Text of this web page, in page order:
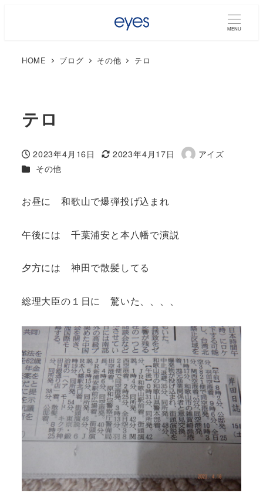
MENU
HOME ブログ その他 テロ
テロ
投稿日
2023年4月16日
更新日
2023年4月17日
著
アイズ
カテゴリー
その他
お昼に 和歌山で爆弾投げ込まれ
午後には 千葉浦安と本八幡で演説
夕方には 神田で散髪してる
総理大臣の１日に 驚いた、、、、